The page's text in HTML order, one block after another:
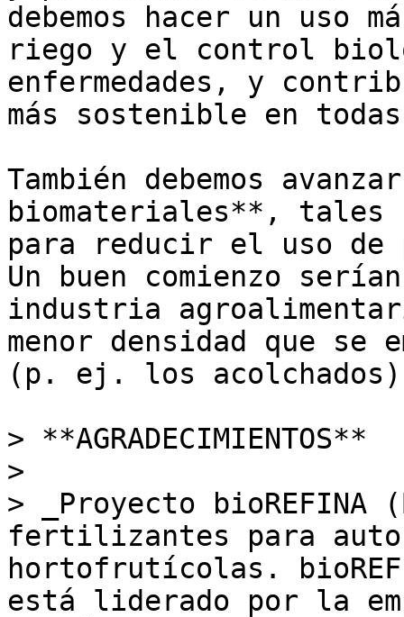
debemos hacer un uso
riego y el control
enfermedades, y
más sostenible en
También debemos
biomateriales**, tales
para reducir el uso
Un buen comienzo
industria
menor densidad que se
(p. ej. los
> **AGRADECIMIENTOS**
>
> _Proyecto
fertilizantes para
hortofrutícolas.
está liderado por la